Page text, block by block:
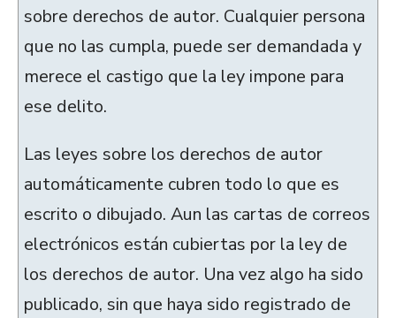
sobre derechos de autor. Cualquier persona
que no las cumpla, puede ser demandada y
merece el castigo que la ley impone para
ese delito.
Las leyes sobre los derechos de autor
automáticamente cubren todo lo que es
escrito o dibujado. Aun las cartas de correos
electrónicos están cubiertas por la ley de
los derechos de autor. Una vez algo ha sido
publicado, sin que haya sido registrado de